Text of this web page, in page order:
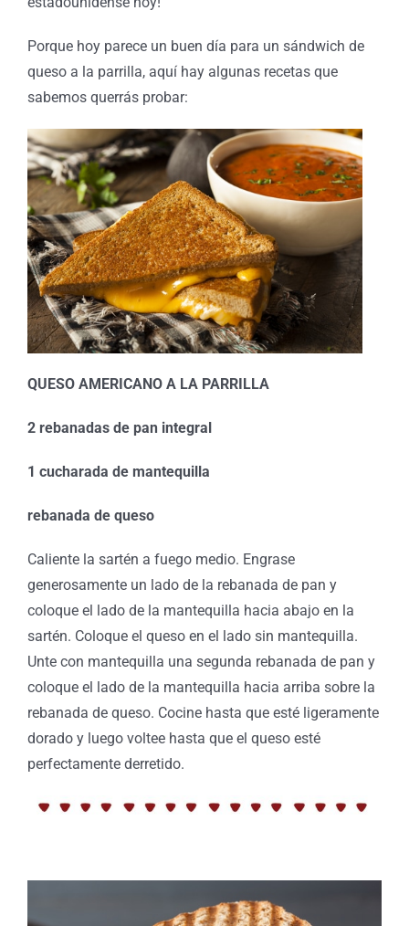
Porque hoy parece un buen día para un sándwich de
queso a la parrilla, aquí hay algunas recetas que
sabemos querrás probar:
QUESO AMERICANO A LA PARRILLA
2 rebanadas de pan integral
1 cucharada de mantequilla
rebanada de queso
Caliente la sartén a fuego medio. Engrase
generosamente un lado de la rebanada de pan y
coloque el lado de la mantequilla hacia abajo en la
sartén. Coloque el queso en el lado sin mantequilla.
Unte con mantequilla una segunda rebanada de pan y
coloque el lado de la mantequilla hacia arriba sobre la
rebanada de queso. Cocine hasta que esté ligeramente
dorado y luego voltee hasta que el queso esté
perfectamente derretido.